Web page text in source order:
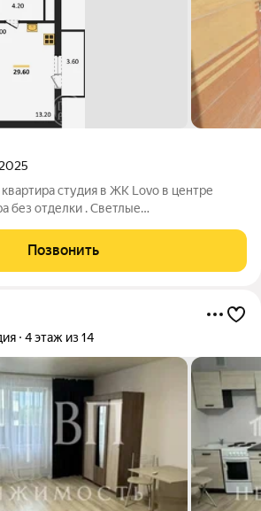
студия в ЖК Lovo в центре
без отделки . Светлые
Вход во двор по fase id. В ЖК
паркинг и гостевые
Позвонить
4 этаж из 14